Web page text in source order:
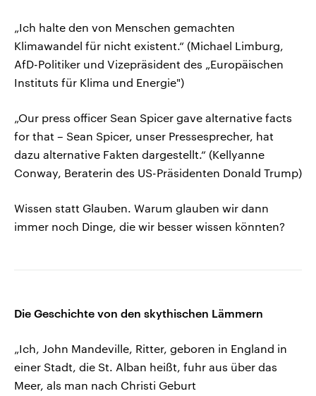
„Ich halte den von Menschen gemachten
Klimawandel für nicht existent.“ (Michael Limburg,
AfD-Politiker und Vizepräsident des „Europäischen
Instituts für Klima und Energie")
„Our press officer Sean Spicer gave alternative facts
for that – Sean Spicer, unser Pressesprecher, hat
dazu alternative Fakten dargestellt.“ (Kellyanne
Conway, Beraterin des US-Präsidenten Donald Trump)
Wissen statt Glauben. Warum glauben wir dann
immer noch Dinge, die wir besser wissen könnten?
Die Geschichte von den skythischen Lämmern
„Ich, John Mandeville, Ritter, geboren in England in
einer Stadt, die St. Alban heißt, fuhr aus über das
Meer, als man nach Christi Geburt